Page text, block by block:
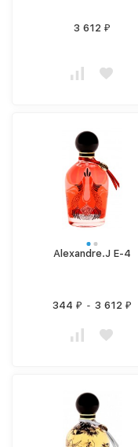
3 612 ₽
Alexandre.J E-4
344 ₽ - 3 612 ₽